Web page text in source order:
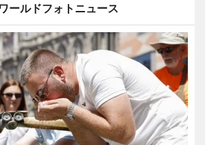
ワールドフォトニュース